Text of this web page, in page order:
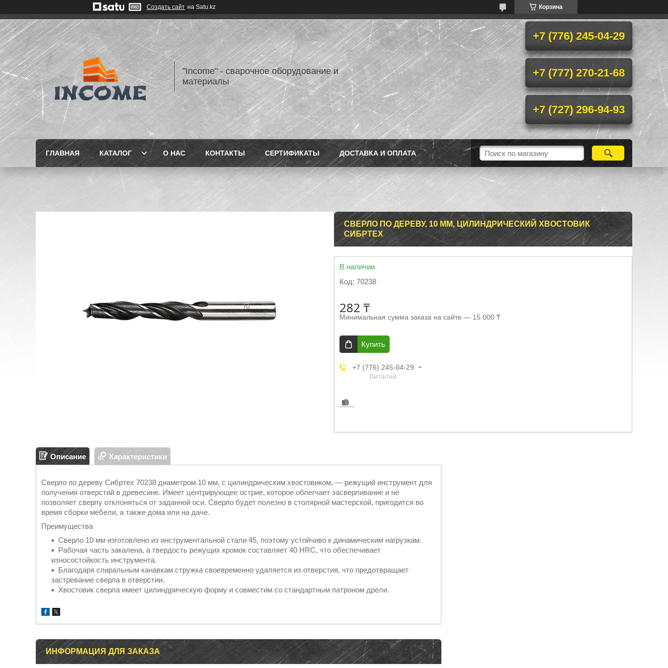
Создать сайт на Satu.kz Корзина
"Income" - сварочное оборудование и
материалы
+7 (776) 245-04-29
+7 (777) 270-21-68
+7 (727) 296-94-93
ГЛАВНАЯ КАТАЛОГ О НАС КОНТАКТЫ СЕРТИФИКАТЫ ДОСТАВКА И ОПЛАТА
СВЕРЛО ПО ДЕРЕВУ, 10 ММ, ЦИЛИНДРИЧЕСКИЙ ХВОСТОВИК
СИБРТЕХ
В наличии
Код: 70238
282 ₸
Минимальная сумма заказа на сайте — 15 000 ₸
Купить
+7 (776) 245-04-29
Виталий
Описание Характеристики
Сверло по дереву Сибртех 70238 диаметром 10 мм, с цилиндрическим хвостовиком, — режущий инструмент для
получения отверстий в древесине. Имеет центрирующее острие, которое облегчает засверливание и не
позволяет сверлу отклоняться от заданной оси. Сверло будет полезно в столярной мастерской, пригодится во
время сборки мебели, а также дома или на даче.
Преимущества
Сверло 10 мм изготовлено из инструментальной стали 45, поэтому устойчиво к динамическим нагрузкам.
Рабочая часть закалена, а твердость режущих кромок составляет 40 HRC, что обеспечивает
износостойкость инструмента.
Благодаря спиральным канавкам стружка своевременно удаляется из отверстия, что предотвращает
застревание сверла в отверстии.
Хвостовик сверла имеет цилиндрическую форму и совместим со стандартным патроном дрели.
ИНФОРМАЦИЯ ДЛЯ ЗАКАЗА